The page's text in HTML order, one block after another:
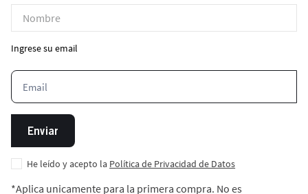
Ingrese su email
Enviar
He leído y acepto la Política de Privacidad de Datos
*Aplica unicamente para la primera compra. No es